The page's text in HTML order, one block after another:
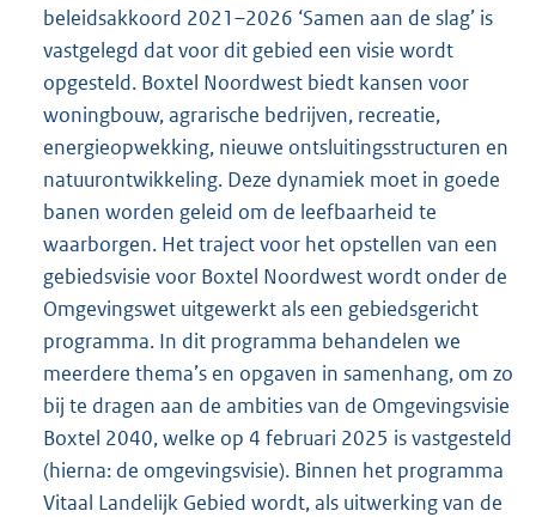
beleidsakkoord 2021–2026 ‘Samen aan de slag’ is
vastgelegd dat voor dit gebied een visie wordt
opgesteld. Boxtel Noordwest biedt kansen voor
woningbouw, agrarische bedrijven, recreatie,
energieopwekking, nieuwe ontsluitingsstructuren en
natuurontwikkeling. Deze dynamiek moet in goede
banen worden geleid om de leefbaarheid te
waarborgen. Het traject voor het opstellen van een
gebiedsvisie voor Boxtel Noordwest wordt onder de
Omgevingswet uitgewerkt als een gebiedsgericht
programma. In dit programma behandelen we
meerdere thema’s en opgaven in samenhang, om zo
bij te dragen aan de ambities van de Omgevingsvisie
Boxtel 2040, welke op 4 februari 2025 is vastgesteld
(hierna: de omgevingsvisie). Binnen het programma
Vitaal Landelijk Gebied wordt, als uitwerking van de